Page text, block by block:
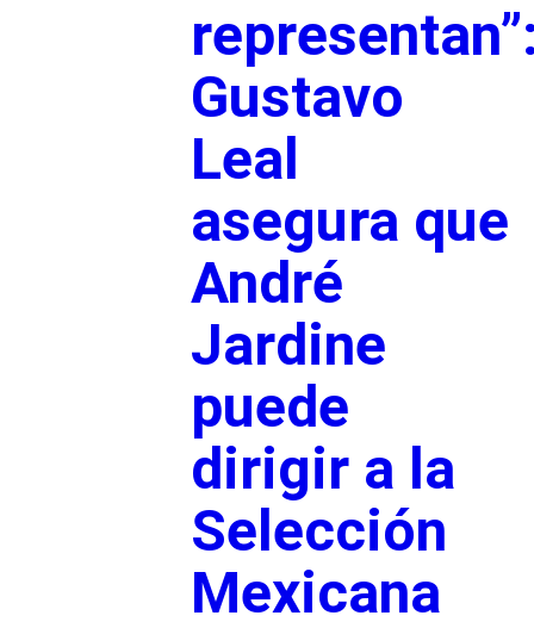
Gustavo
Leal
asegura que
André
Jardine
puede
dirigir a la
Selección
Mexicana